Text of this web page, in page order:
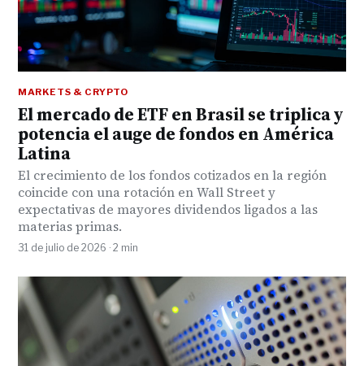
MARKETS & CRYPTO
El mercado de ETF en Brasil se triplica y
potencia el auge de fondos en América
Latina
El crecimiento de los fondos cotizados en la región
coincide con una rotación en Wall Street y
expectativas de mayores dividendos ligados a las
materias primas.
31 de julio de 2026 · 2 min